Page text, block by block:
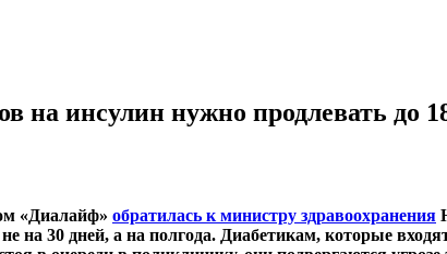
на инсулин нужно продлевать до
«Диалайф» обратилась к министру здравоохранения
на 30 дней, а на полгода. Диабетикам, которые